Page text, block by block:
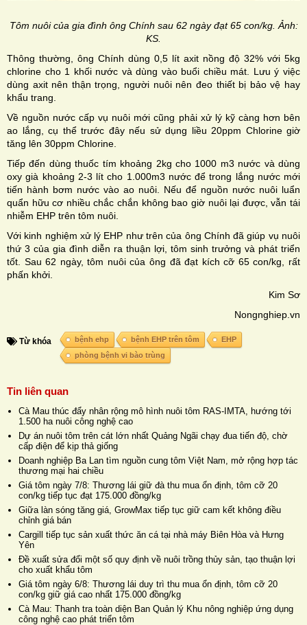
Tôm nuôi của gia đình ông Chính sau 62 ngày đạt 65 con/kg. Ảnh:
KS.
Thông thường, ông Chính dùng 0,5 lít axit nồng độ 32% với 5kg
chlorine cho 1 khối nước và dùng vào buổi chiều mát. Lưu ý việc
dùng axit nên thận trọng, người nuôi nên đeo thiết bị bảo vệ hay
khẩu trang.
Về nguồn nước cấp vụ nuôi mới cũng phải xử lý kỹ càng hơn bên
ao lắng, cụ thể trước đây nếu sử dụng liều 20ppm Chlorine giờ
tăng lên 30ppm Chlorine.
Tiếp đến dùng thuốc tím khoảng 2kg cho 1000 m3 nước và dùng
oxy già khoảng 2-3 lít cho 1.000m3 nước để trong lắng nước mới
tiến hành bơm nước vào ao nuôi. Nếu để nguồn nước nuôi luẩn
quẩn hữu cơ nhiều chắc chắn không bao giờ nuôi lại được, vẫn tái
nhiễm EHP trên tôm nuôi.
Với kinh nghiệm xử lý EHP như trên của ông Chính đã giúp vụ nuôi
thứ 3 của gia đình diễn ra thuận lợi, tôm sinh trưởng và phát triển
tốt. Sau 62 ngày, tôm nuôi của ông đã đạt kích cỡ 65 con/kg, rất
phấn khởi.
Kim Sơ
Nongnghiep.vn
Từ khóa bệnh ehp bệnh EHP trên tôm
EHP
phòng bệnh vi bào trùng
Tin liên quan
Cà Mau thúc đẩy nhân rộng mô hình nuôi tôm RAS-IMTA, hướng tới
1.500 ha nuôi công nghệ cao
Dự án nuôi tôm trên cát lớn nhất Quảng Ngãi chạy đua tiến độ, chờ
cấp điện để kịp thả giống
Doanh nghiệp Ba Lan tìm nguồn cung tôm Việt Nam, mở rộng hợp tác
thương mại hai chiều
Giá tôm ngày 7/8: Thương lái giữ đà thu mua ổn định, tôm cỡ 20
con/kg tiếp tục đạt 175.000 đồng/kg
Giữa làn sóng tăng giá, GrowMax tiếp tục giữ cam kết không điều
chỉnh giá bán
Cargill tiếp tục sản xuất thức ăn cá tại nhà máy Biên Hòa và Hưng
Yên
Đề xuất sửa đổi một số quy định về nuôi trồng thủy sản, tạo thuận lợi
cho xuất khẩu tôm
Giá tôm ngày 6/8: Thương lái duy trì thu mua ổn định, tôm cỡ 20
con/kg giữ giá cao nhất 175.000 đồng/kg
Cà Mau: Thanh tra toàn diện Ban Quản lý Khu nông nghiệp ứng dụng
công nghệ cao phát triển tôm